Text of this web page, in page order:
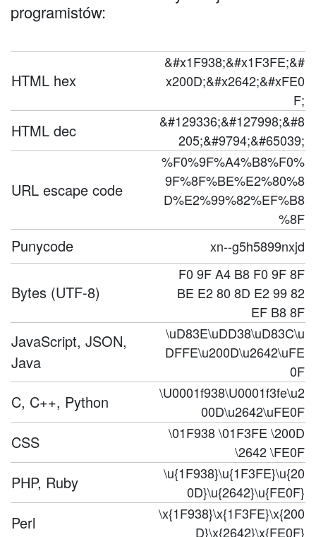
programistów:
HTML hex
&#x1F938;&#x1F3FE;&#
x200D;&#x2642;&#xFE0
F;
HTML dec
&#129336;&#127998;&#8
205;&#9794;&#65039;
URL escape code
%F0%9F%A4%B8%F0%
9F%8F%BE%E2%80%8
D%E2%99%82%EF%B8
%8F
Punycode xn--g5h5899nxjd
Bytes (UTF-8)
F0 9F A4 B8 F0 9F 8F
BE E2 80 8D E2 99 82
EF B8 8F
JavaScript, JSON,
Java
\uD83E\uDD38\uD83C\u
DFFE\u200D\u2642\uFE
0F
C, C++, Python
\U0001f938\U0001f3fe\u2
00D\u2642\uFE0F
CSS
\01F938 \01F3FE \200D
\2642 \FE0F
PHP, Ruby
\u{1F938}\u{1F3FE}\u{20
0D}\u{2642}\u{FE0F}
Perl
\x{1F938}\x{1F3FE}\x{200
D}\x{2642}\x{FE0F}